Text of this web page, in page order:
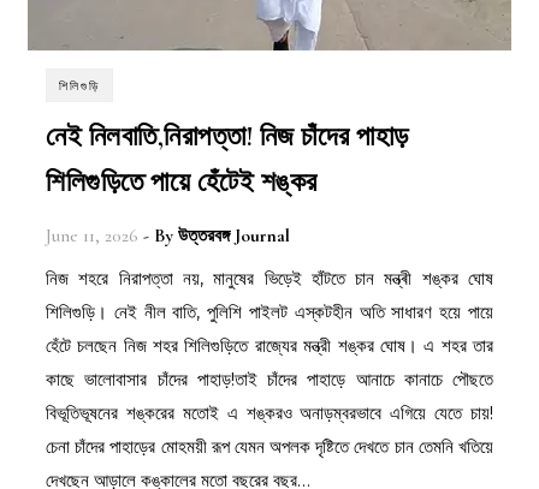
শিলিগুড়ি
নেই নিলবাতি,নিরাপত্তা! নিজ চাঁদের পাহাড়
শিলিগুড়িতে পায়ে হেঁটেই শঙ্কর
June 11, 2026 - By উত্তরবঙ্গ Journal
নিজ শহরে নিরাপত্তা নয়, মানুষের ভিড়েই হাঁটতে চান মন্ত্ৰী শঙ্কর ঘোষ
শিলিগুড়ি। নেই নীল বাতি, পুলিশি পাইলট এস্কটহীন অতি সাধারণ হয়ে পায়ে
হেঁটে চলছেন নিজ শহর শিলিগুড়িতে রাজ্যের মন্ত্রী শঙ্কর ঘোষ। এ শহর তার
কাছে ভালোবাসার চাঁদের পাহাড়!তাই চাঁদের পাহাড়ে আনাচে কানাচে পৌছতে
বিভূতিভূষনের শঙ্করের মতোই এ শঙ্করও অনাড়ম্বরভাবে এগিয়ে যেতে চায়!
চেনা চাঁদের পাহাড়ের মোহময়ী রূপ যেমন অপলক দৃষ্টিতে দেখতে চান তেমনি খতিয়ে
দেখছেন আড়ালে কঙ্কালের মতো বছরের বছর…